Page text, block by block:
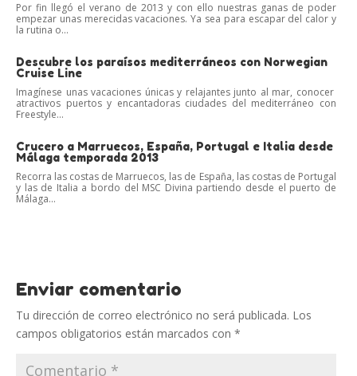
Por fin llegó el verano de 2013 y con ello nuestras ganas de poder
empezar unas merecidas vacaciones. Ya sea para escapar del calor y
la rutina o...
Descubre los paraísos mediterráneos con Norwegian
Cruise Line
Imagínese unas vacaciones únicas y relajantes junto al mar, conocer
atractivos puertos y encantadoras ciudades del mediterráneo con
Freestyle...
Crucero a Marruecos, España, Portugal e Italia desde
Málaga temporada 2013
Recorra las costas de Marruecos, las de España, las costas de Portugal
y las de Italia a bordo del MSC Divina partiendo desde el puerto de
Málaga...
Enviar comentario
Tu dirección de correo electrónico no será publicada. Los
campos obligatorios están marcados con *